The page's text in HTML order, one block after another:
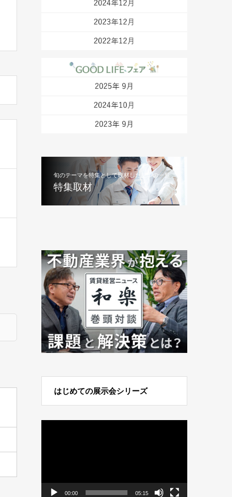
旬のテーマを特集として取材した記事の一覧
特集取材
はじめての展示会シリーズ
00:00 05:15